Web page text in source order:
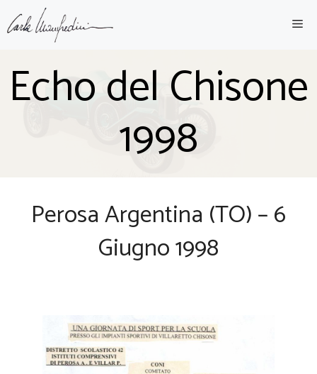
al
Echo del Chisone
1998
Perosa Argentina (TO) – 6
Giugno 1998